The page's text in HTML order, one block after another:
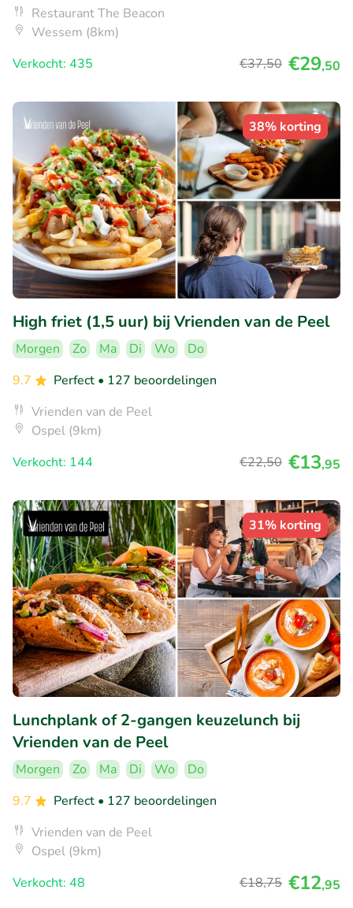
Restaurant The Beacon
Wessem (8km)
Verkocht: 435
€37,50 €29,50
38% korting
High friet (1,5 uur) bij Vrienden van de Peel
Morgen Zo Ma Di Wo
Do
9.7
Perfect • 127 beoordelingen
Vrienden van de Peel
Ospel (9km)
Verkocht: 144
€22,50 €13,95
31% korting
Lunchplank of 2-gangen keuzelunch bij
Vrienden van de Peel
Morgen Zo Ma Di Wo
Do
9.7
Perfect • 127 beoordelingen
Vrienden van de Peel
Ospel (9km)
Verkocht: 48
€18,75 €12,95